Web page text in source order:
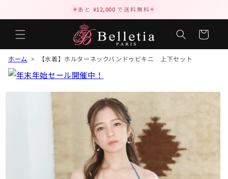
✦あと ¥12,000 で送料無料✦
カ
ー
ホーム > 【水着】ホルターネックバンドゥビキニ 上下セット